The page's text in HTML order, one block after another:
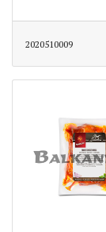
2020510009